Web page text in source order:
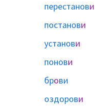
перестанови
постанови
установи
понови
брови
оздорови